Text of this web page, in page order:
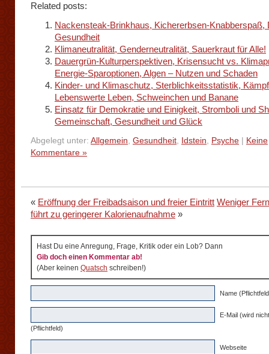
Related posts:
Nackensteak-Brinkhaus, Kichererbsen-Knabberspaß,
Gesundheit
Klimaneutralität, Genderneutralität, Sauerkraut für Alle!
Dauergrün-Kulturperspektiven, Krisensucht vs.
Energie-Sparoptionen, Algen – Nutzen und Schaden
Kinder- und Klimaschutz, Sterblichkeitsstatistik,
Lebenswerte Leben, Schweinchen und Banane
Einsatz für Demokratie und Einigkeit, Stromboli und
Gemeinschaft, Gesundheit und Glück
Abgelegt unter: Allgemein, Gesundheit, Idstein, Psyche
Keine
Kommentare »
« Eröffnung der Freibadsaison und freier Eintritt Weniger
führt zu geringerer Kalorienaufnahme »
Hast Du eine Anregung, Frage, Kritik oder ein Lob? Dann
Gib doch einen Kommentar ab!
(Aber keinen Quatsch schreiben!)
Name
E-Mail (wird
(Pflichtfeld)
Webseite